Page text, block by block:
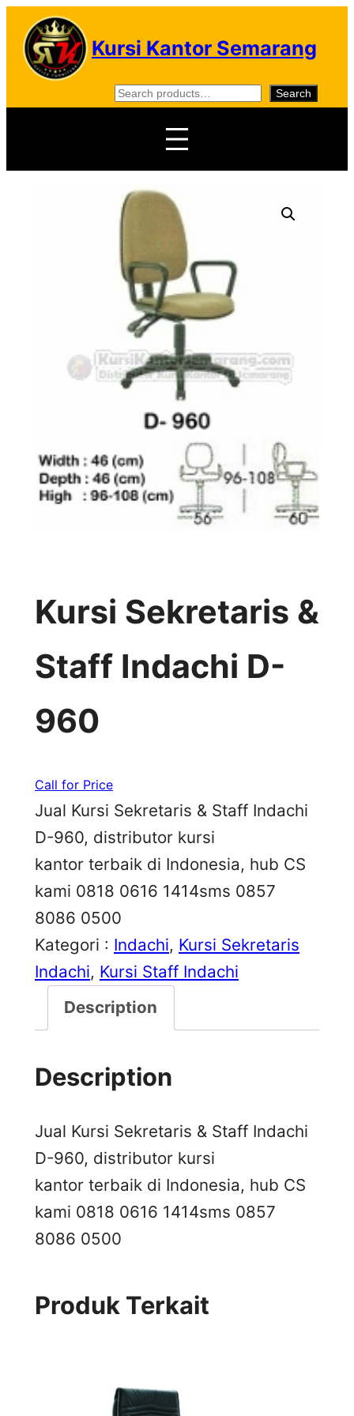
Skip
content
Kursi Kantor Semarang
S
e
c
Search
Kursi Sekretaris &
Staff Indachi D-
960
Call for Price
Jual Kursi Sekretaris & Staff Indachi
D-960, distributor kursi
kantor terbaik di Indonesia, hub CS
kami 0818 0616 1414sms 0857
8086 0500
Kategori : Indachi, Kursi Sekretaris
Indachi, Kursi Staff Indachi
Description
Description
Jual Kursi Sekretaris & Staff Indachi
D-960, distributor kursi
kantor terbaik di Indonesia, hub CS
kami 0818 0616 1414sms 0857
8086 0500
Produk Terkait